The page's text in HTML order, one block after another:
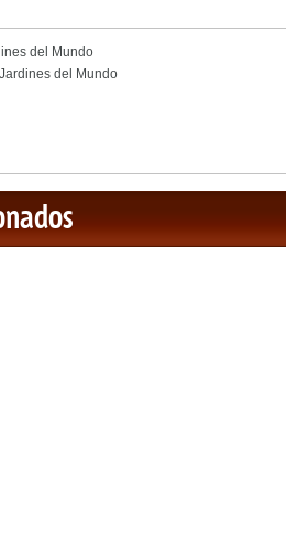
del Mundo
Jardines del Mundo